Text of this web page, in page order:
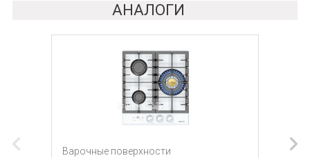
АНАЛОГИ
Варочные поверхности
Варочные поверхности